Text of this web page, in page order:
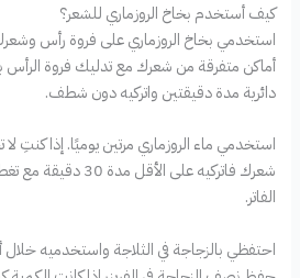
كيف أستخدم بخاخ الروزماري للشعر؟
استخدمي بخاخ الروزماري على فروة رأس
أماكن متفرقة من شعرك مع تدليك فروة
دائرية مدة دقيقتين واتركيه دون شطف.
استخدمي ماء الروزماري مرتين يوميًا. إذا كنتِ
شعرك فاتركيه على
الفاتر.
احتفظي بالزجاجة في الثلاجة واستخدميه